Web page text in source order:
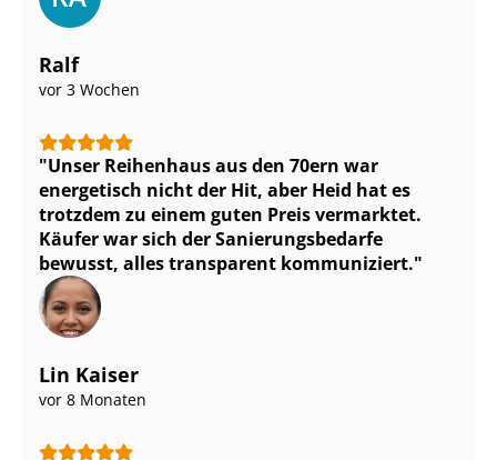
Ralf
vor 3 Wochen
Unser Reihenhaus aus den 70ern war
energetisch nicht der Hit, aber Heid hat es
trotzdem zu einem guten Preis vermarktet.
Käufer war sich der Sa­nie­rungs­be­dar­fe
bewusst, alles transparent kommuniziert.
Lin Kaiser
vor 8 Monaten